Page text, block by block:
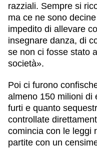
razziali. Sempre si
ma ce ne sono
impedito di allevare
insegnare danza, di
se non ci fosse stato
società».
Poi ci furono
almeno 150 milioni di
furti e quanto
controllate
comincia con le leggi
partite con un